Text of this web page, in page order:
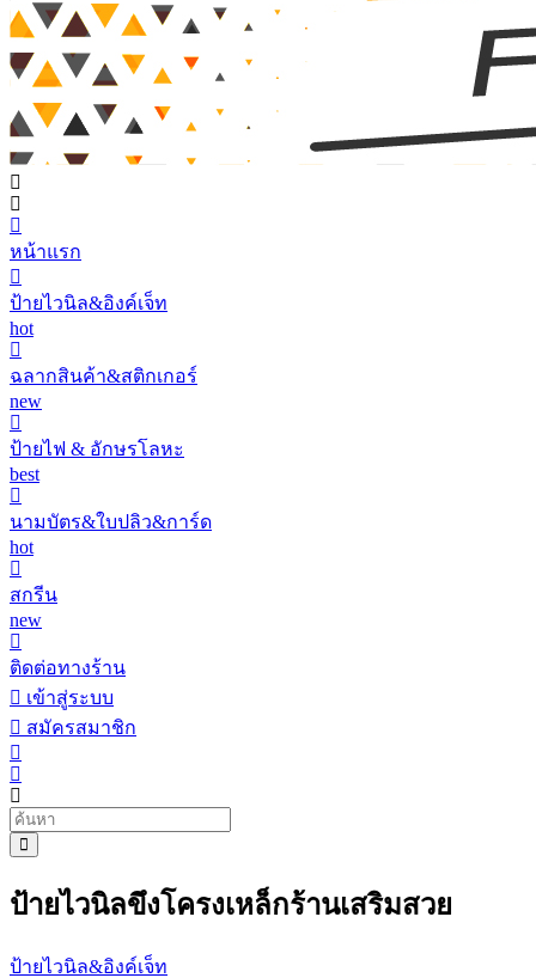
หน้าแรก
ป้ายไวนิล&อิงค์เจ็ท
hot
ฉลากสินค้า&สติกเกอร์
new
ป้ายไฟ & อักษรโลหะ
best
นามบัตร&ใบปลิว&การ์ด
hot
สกรีน
new
ติดต่อทางร้าน
เข้าสู่ระบบ
สมัครสมาชิก
ป้ายไวนิลขึงโครงเหล็กร้านเสริมสวย
ป้ายไวนิล&อิงค์เจ็ท